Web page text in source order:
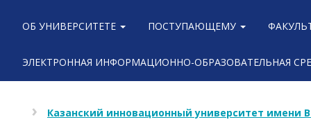
ОБ УНИВЕРСИТЕТЕ ПОСТУПАЮЩЕМУ
ЭЛЕКТРОННАЯ ИНФОРМАЦИОННО-ОБРАЗОВАТЕЛЬНАЯ
Казанский инновационный университет имени